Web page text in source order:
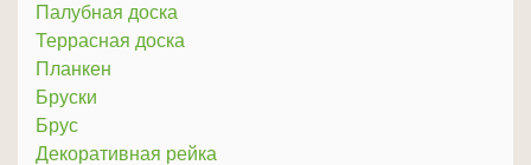
Палубная доска
Террасная доска
Планкен
Бруски
Брус
Декоративная рейка